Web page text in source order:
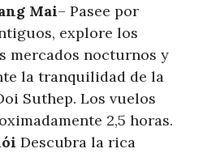
Mai– Pasee por
explore los
mercados nocturnos y
la tranquilidad de la
Suthep. Los vuelos
2,5 horas.
Descubra la rica